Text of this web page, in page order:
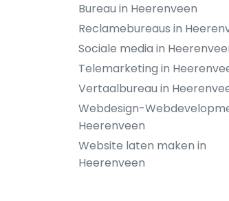
Bureau in Heerenveen
Reclamebureaus in
Sociale media in
Telemarketing in
Vertaalbureau in
Webdesign-
Heerenveen
Website laten maken in
Heerenveen